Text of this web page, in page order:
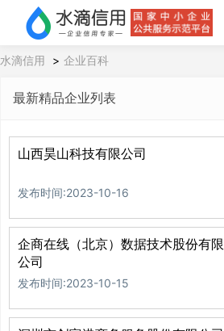
水滴信用 > 企业百科
最新精品企业列表
山西昊山科技有限公司
发布时间:2023-10-16
企商在线（北京）数据技术股份有限
公司
发布时间:2023-10-15